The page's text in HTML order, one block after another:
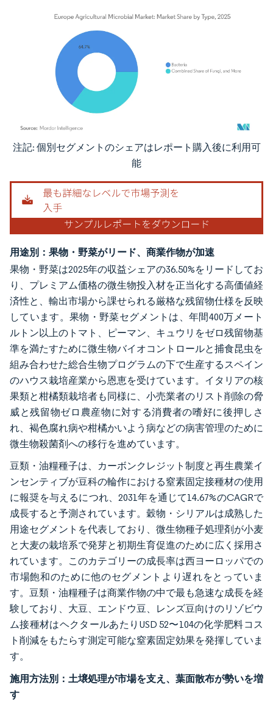
画像 © Mordor Intelligence。再利用にはCC BY 4.0の表示が必要です。
注記: 個別セグメントのシェアはレポート購入後に利用可
能
用途別：果物・野菜がリード、商業作物が加速
果物・野菜は2025年の収益シェアの36.50%をリードしてお
り、プレミアム価格の微生物投入材を正当化する高価値経
済性と、輸出市場から課せられる厳格な残留物仕様を反映
しています。果物・野菜セグメントは、年間400万メート
ルトン以上のトマト、ピーマン、キュウリをゼロ残留物基
準を満たすために微生物バイオコントロールと捕食昆虫を
組み合わせた総合生物プログラムの下で生産するスペイン
のハウス栽培産業から恩恵を受けています。イタリアの核
果類と柑橘類栽培者も同様に、小売業者のリスト削除の脅
威と残留物ゼロ農産物に対する消費者の嗜好に後押しさ
れ、褐色腐れ病や柑橘かいよう病などの病害管理のために
微生物殺菌剤への移行を進めています。
豆類・油糧種子は、カーボンクレジット制度と再生農業イ
ンセンティブが豆科の輪作における窒素固定接種材の使用
に報奨を与えるにつれ、2031年を通じて14.67%のCAGRで
成長すると予測されています。穀物・シリアルは成熟した
用途セグメントを代表しており、微生物種子処理剤が小麦
と大麦の栽培系で発芽と初期生育促進のために広く採用さ
れています。このカテゴリーの成長率は西ヨーロッパでの
市場飽和のために他のセグメントより遅れをとっていま
す。豆類・油糧種子は商業作物の中で最も急速な成長を経
験しており、大豆、エンドウ豆、レンズ豆向けのリゾビウ
ム接種材はヘクタールあたりUSD 52〜104の化学肥料コス
ト削減をもたらす測定可能な窒素固定効果を発揮していま
す。
施用方法別：土壌処理が市場を支え、葉面散布が勢いを増
す